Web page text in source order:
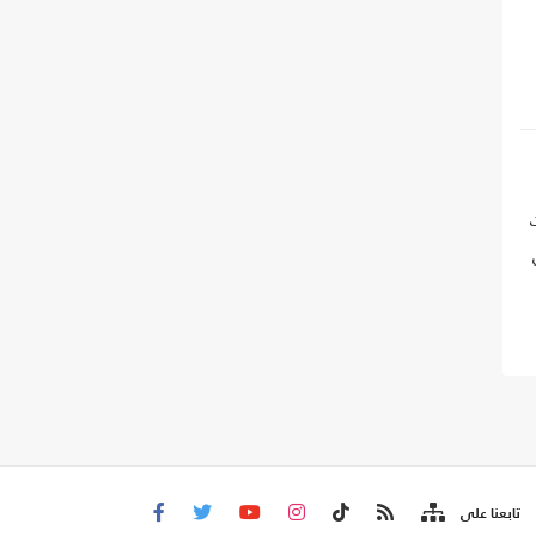
تابعنا على